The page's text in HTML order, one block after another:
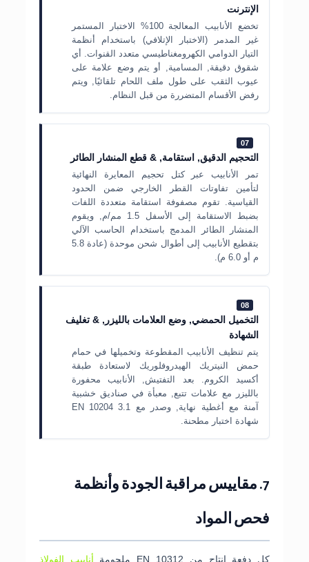
الإنترنت
تخضع الأنابيب المعالجة 100% الاختبار المستمر
غير المدمر (الاختبار الإتلافي) باستخدام أنظمة
التيار الدوامي الكهرومغناطيسي متعدد القنوات. أي
شقوق دقيقة, المسامية, أو يتم وضع علامة على
عيوب الثقب على طول ملف اللحام تلقائيًا, ويتم
رفض الأقسام المتضررة من قبل النظام.
07
التحجيم الدقيق, استقامة, & قطع المنشار الطائر
تمر الأنابيب عبر كتل تحجيم المعايرة النهائية
لتأمين تفاوتات القطر الخارجي ضمن الحدود
القياسية. تقوم مصفوفة استقامة متعددة اللفات
بضبط الاستقامة إلى الأسفل 1.5 مم/م, ويقوم
المنشار الطائر المدمج باستخدام الحاسب الآلي
بتقطيع الأنابيب إلى أطوال شحن موحدة (عادة 5.8
م أو 6.0 م).
08
التخميل الحمضي, وضع العلامات بالليزر, & تغليف
الشهادة
يتم تنظيف الأنابيب المقطوعة وتخميلها في حمام
حمض النيتريك الهيدروفلوريك لاستعادة طبقة
أكسيد الكروم. بعد التفتيش, الأنابيب محفورة
بالليزر مع علامات تتبع, معبأة في صناديق خشبية
آمنة مع أغطية نهاية, وصدر مع EN 10204 3.1
شهادة اختبار مطحنة.
7. مقاييس مراقبة الجودة وأنظمة
فحص المواد
كل دفعة إنتاج من EN 10312 ملحومة
أنابيب الفولاذ